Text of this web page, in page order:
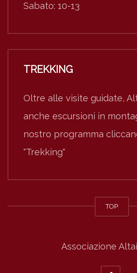
Sabato: 10-13
TREKKING
Oltre alle visite guidate,
anche escursioni in
nostro programma
"Trekking"
TOP
Associazione